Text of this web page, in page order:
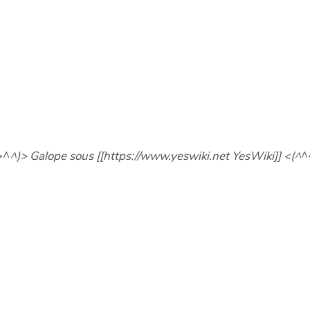
^)> Galope sous [[https://www.yeswiki.net YesWiki]] <(^